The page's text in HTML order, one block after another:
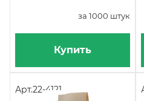
за 1000 штук
Купить
Арт.22-4121